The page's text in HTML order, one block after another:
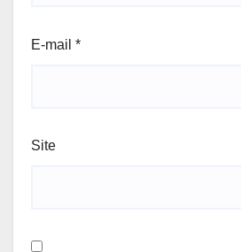
E-mail *
Site